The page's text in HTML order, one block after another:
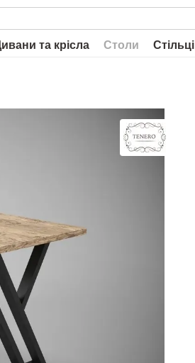
та крісла Столи Стільці